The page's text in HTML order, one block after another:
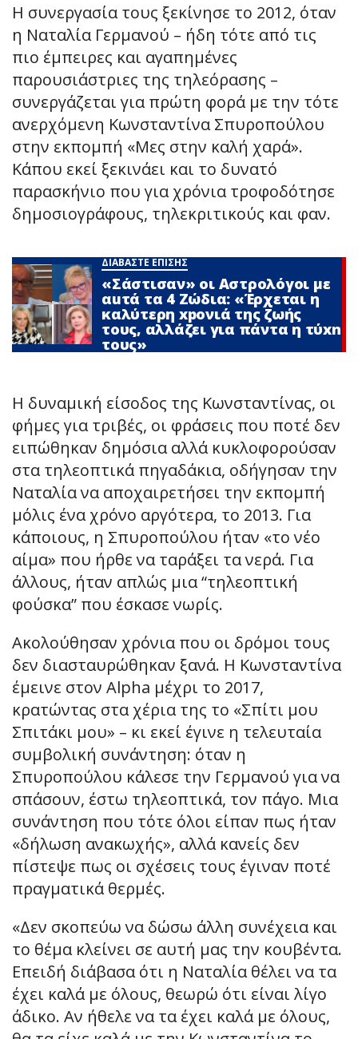
Η συνεργασία τους ξεκίνησε το 2012, όταν
η Ναταλία Γερμανού – ήδη τότε από τις
πιο έμπειρες και αγαπημένες
παρουσιάστριες της τηλεόρασης –
συνεργάζεται για πρώτη φορά με την τότε
ανερχόμενη Κωνσταντίνα Σπυροπούλου
στην εκπομπή «Μες στην καλή χαρά».
Κάπου εκεί ξεκινάει και το δυνατό
παρασκήνιο που για χρόνια τροφοδότησε
δημοσιογράφους, τηλεκριτικούς και φαν.
ΔΙΑΒΑΣΤΕ ΕΠΙΣΗΣ
«Σάστισαν» οι Αστρολόγοι με
αuτά τα 4 Zώδια: «Έρχεται η
καλύτερη xpoνιά της ζωής
τους, αλλάζει για πάντα η τύxn
τους»
Η δυναμική είσοδος της Κωνσταντίνας, οι
φήμες για τριβές, οι φράσεις που ποτέ δεν
ειπώθηκαν δημόσια αλλά κυκλοφορούσαν
στα τηλεοπτικά πηγαδάκια, οδήγησαν την
Ναταλία να αποχαιρετήσει την εκπομπή
μόλις ένα χρόνο αργότερα, το 2013. Για
κάποιους, η Σπυροπούλου ήταν «το νέο
αίμα» που ήρθε να ταράξει τα νερά. Για
άλλους, ήταν απλώς μια “τηλεοπτική
φούσκα” που έσκασε νωρίς.
Ακολούθησαν χρόνια που οι δρόμοι τους
δεν διασταυρώθηκαν ξανά. Η Κωνσταντίνα
έμεινε στον Alpha μέχρι το 2017,
κρατώντας στα χέρια της το «Σπίτι μου
Σπιτάκι μου» – κι εκεί έγινε η τελευταία
συμβολική συνάντηση: όταν η
Σπυροπούλου κάλεσε την Γερμανού για να
σπάσουν, έστω τηλεοπτικά, τον πάγο. Μια
συνάντηση που τότε όλοι είπαν πως ήταν
«δήλωση ανακωχής», αλλά κανείς δεν
πίστεψε πως οι σχέσεις τους έγιναν ποτέ
πραγματικά θερμές.
«Δεν σκοπεύω να δώσω άλλη συνέχεια και
το θέμα κλείνει σε αυτή μας την κουβέντα.
Επειδή διάβασα ότι η Ναταλία θέλει να τα
έχει καλά με όλους, θεωρώ ότι είναι λίγο
άδικο. Αν ήθελε να τα έχει καλά με όλους,